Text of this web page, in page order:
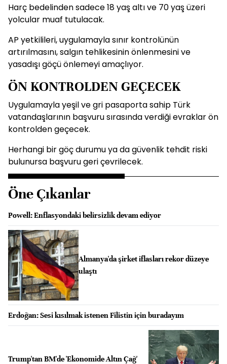
Harç bedelinden sadece 18 yaş altı ve 70 yaş üzeri
yolcular muaf tutulacak.
AP yetkilileri, uygulamayla sınır kontrolünün
artırılmasını, salgın tehlikesinin önlenmesini ve
yasadışı göçü önlemeyi amaçlıyor.
ÖN KONTROLDEN GEÇECEK
Uygulamayla yeşil ve gri pasaporta sahip Türk
vatandaşlarının başvuru sırasında verdiği evraklar ön
kontrolden geçecek.
Herhangi bir göç durumu ya da güvenlik tehdit riski
bulunursa başvuru geri çevrilecek.
Öne Çıkanlar
Powell: Enflasyondaki belirsizlik devam ediyor
Almanya'da şirket iflasları rekor düzeye
ulaştı
Erdoğan: Sesi kısılmak istenen Filistin için buradayım
Trump'tan BM'de 'Ekonomide Altın Çağ'